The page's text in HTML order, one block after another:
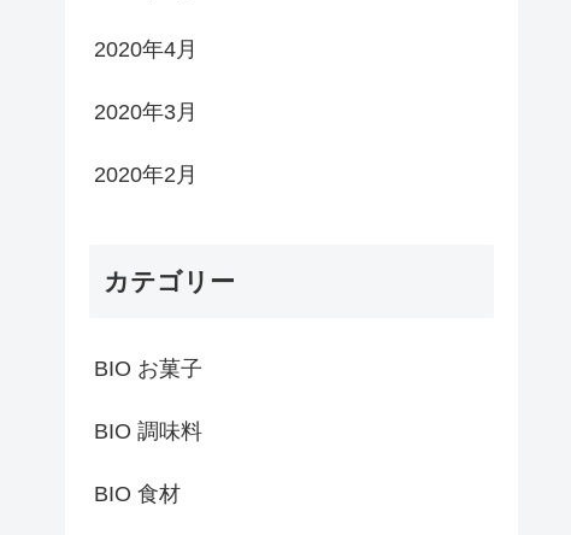
2020年4月
2020年3月
2020年2月
カテゴリー
BIO お菓子
BIO 調味料
BIO 食材